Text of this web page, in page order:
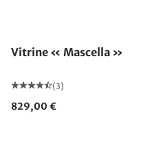
Vitrine « Mascella »
(3)
829,00 €